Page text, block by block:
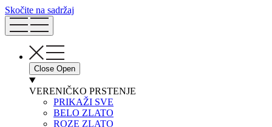
Skočite na sadržaj
Close Open
VERENIČKO PRSTENJE
PRIKAŽI SVE
BELO ZLATO
ROZE ZLATO